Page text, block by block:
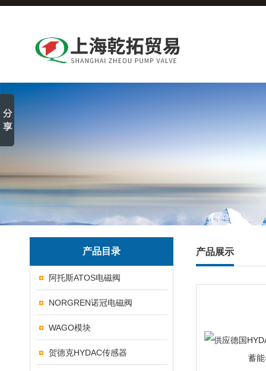
产品目录
阿托斯ATOS电磁阀
NORGREN诺冠电磁阀
WAGO模块
贺德克HYDAC传感器
产品展示